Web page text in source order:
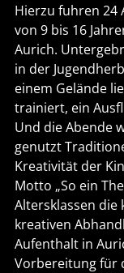
Hierzu fuhren 24
von 9 bis 16
Aurich.
in der
einem Gelände
trainiert, ein
Und die Abende
genutzt
Kreativität der
Motto „So ein
Altersklassen die
kreativen
Aufenthalt in
Vorbereitung für